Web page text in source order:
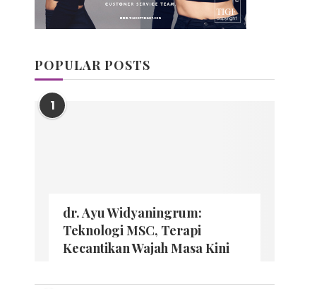
POPULAR POSTS
1
dr. Ayu Widyaningrum:
Teknologi MSC, Terapi
Kecantikan Wajah Masa Kini